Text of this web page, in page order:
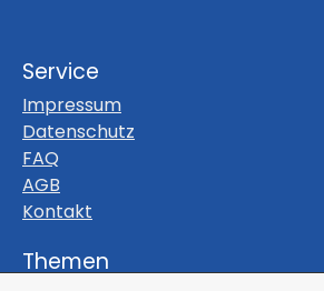
Service
Impressum
Datenschutz
FAQ
AGB
Kontakt
Themen